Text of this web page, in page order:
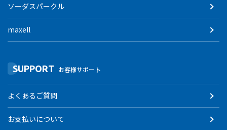
ソーダスパークル
maxell
SUPPORT お客様サポート
よくあるご質問
お支払いについて